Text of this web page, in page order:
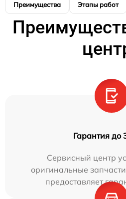
Преимущества Этапы работ
Гарантия до
Сервисный центр
оригинальные
предоставляет